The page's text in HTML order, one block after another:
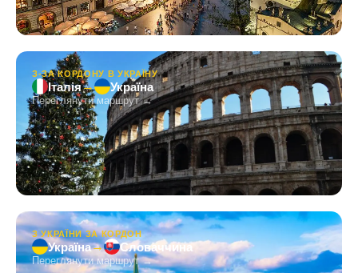
З-ЗА КОРДОНУ В УКРАЇНУ
Італія→ Україна
Переглянути маршрут →
З УКРАЇНИ ЗА КОРДОН
Україна→ Словаччина
Переглянути маршрут →